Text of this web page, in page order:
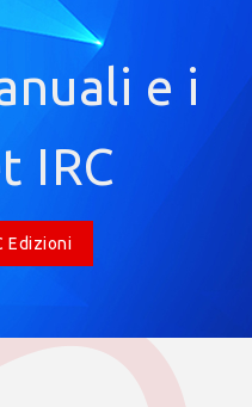
e i
IRC
Edizioni